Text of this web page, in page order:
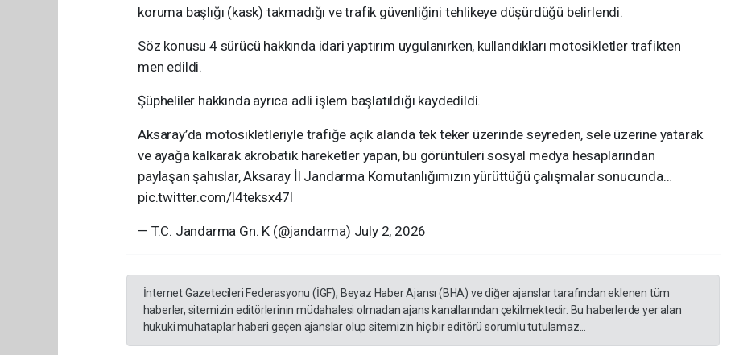
koruma başlığı (kask) takmadığı ve trafik güvenliğini tehlikeye düşürdüğü belirlendi.
Söz konusu 4 sürücü hakkında idari yaptırım uygulanırken, kullandıkları motosikletler trafikten
men edildi.
Şüpheliler hakkında ayrıca adli işlem başlatıldığı kaydedildi.
Aksaray’da motosikletleriyle trafiğe açık alanda tek teker üzerinde seyreden, sele üzerine yatarak
ve ayağa kalkarak akrobatik hareketler yapan, bu görüntüleri sosyal medya hesaplarından
paylaşan şahıslar, Aksaray İl Jandarma Komutanlığımızın yürüttüğü çalışmalar sonucunda…
pic.twitter.com/l4teksx47l
— T.C. Jandarma Gn. K (@jandarma) July 2, 2026
İnternet Gazetecileri Federasyonu (İGF), Beyaz Haber Ajansı (BHA) ve diğer ajanslar tarafından eklenen tüm
haberler, sitemizin editörlerinin müdahalesi olmadan ajans kanallarından çekilmektedir. Bu haberlerde yer alan
hukuki muhataplar haberi geçen ajanslar olup sitemizin hiç bir editörü sorumlu tutulamaz...